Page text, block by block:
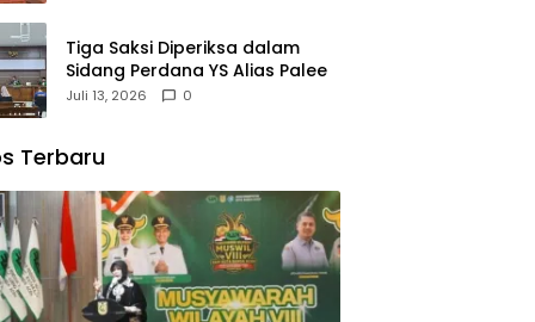
Tiga Saksi Diperiksa dalam
Sidang Perdana YS Alias Palee
Juli 13, 2026 0
Terbaru